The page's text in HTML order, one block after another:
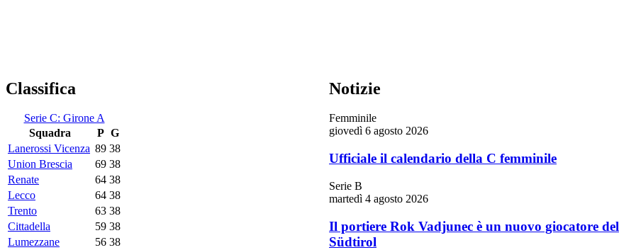
Classifica
Serie C: Girone A
Squadra
P G
Lanerossi Vicenza 89 38
Union Brescia
69 38
Renate
64 38
Lecco
64 38
Trento
63 38
Cittadella
59 38
Lumezzane
56 38
Notizie
Femminile
giovedì 6 agosto 2026
Ufficiale il calendario della C femminile
Serie B
martedì 4 agosto 2026
Il portiere Rok Vadjunec è un nuovo giocatore del
Südtirol